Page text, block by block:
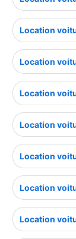
Location
Location
Location
Location
Location
Location
Location